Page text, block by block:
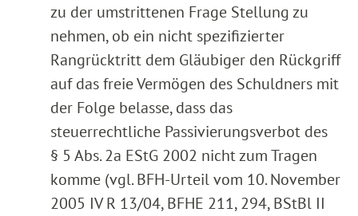
zu der umstrittenen Frage Stellung zu
nehmen, ob ein nicht spezifizierter
Rangrücktritt dem Gläubiger den Rückgriff
auf das freie Vermögen des Schuldners mit
der Folge belasse, dass das
steuerrechtliche Passivierungsverbot des
§ 5 Abs. 2a EStG 2002 nicht zum Tragen
komme (vgl. BFH-Urteil vom 10. November
2005 IV R 13/04, BFHE 211, 294, BStBl II